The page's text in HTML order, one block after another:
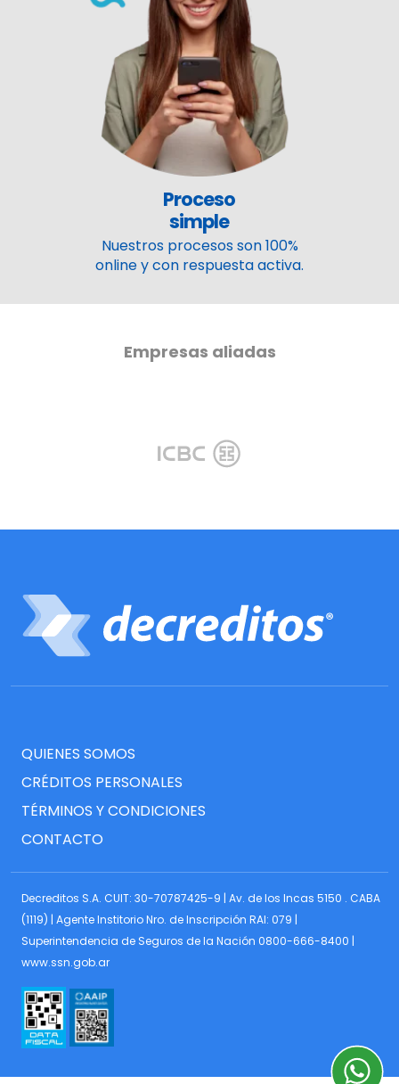
Proceso
simple
Nuestros procesos son 100%
online y con respuesta activa.
Empresas aliadas
QUIENES SOMOS
CRÉDITOS PERSONALES
TÉRMINOS Y CONDICIONES
CONTACTO
Decreditos S.A. CUIT: 30-70787425-9 | Av. de los Incas 5150 . CABA
(1119) | Agente Institorio Nro. de Inscripción RAI: 079 |
Superintendencia de Seguros de la Nación 0800-666-8400 |
www.ssn.gob.ar